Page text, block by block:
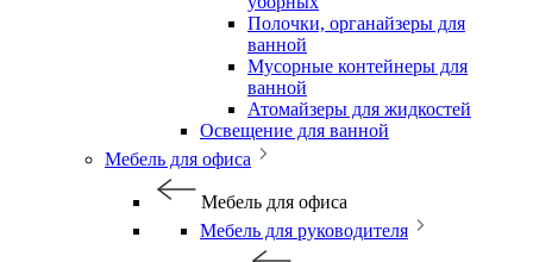
Полочки, органайзеры для
ванной
Мусорные контейнеры для
ванной
Атомайзеры для жидкостей
Освещение для ванной
Мебель для офиса
Мебель для офиса
Мебель для руководителя